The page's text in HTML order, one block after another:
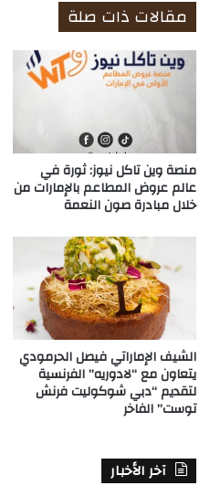
مقالات ذات صلة
منصة وين تاكل نيوز: ثورة في
عالم عروض المطاعم بالإمارات من
خلال مبادرة صون النعمة
الشيف الإماراتي فيصل الحرمودي
يتعاون مع “لادوريه” الفرنسية
لتقديم “دبي شوكوليت فرنش
توست” الفاخر
آخر الأخبار